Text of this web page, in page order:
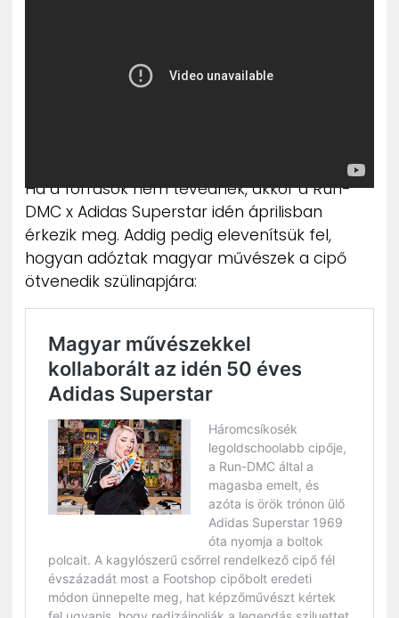
Ha a források nem tévednek, akkor a Run-
DMC x Adidas Superstar idén áprilisban
érkezik meg. Addig pedig elevenítsük fel,
hogyan adóztak magyar művészek a cipő
ötvenedik szülinapjára: